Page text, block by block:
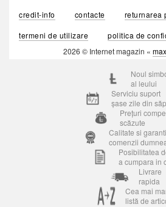
credit-info
contacte
returnarea
termeni de utilizare
politica de
2026 © Internet magazin «
Noul
al leului
Serviciu suport
șase zile din
Prețuri
scăzute
Calitate si
comenzii
Posibilitatea
a cumpara in
Livrare
rapida
Cea mai
listă de